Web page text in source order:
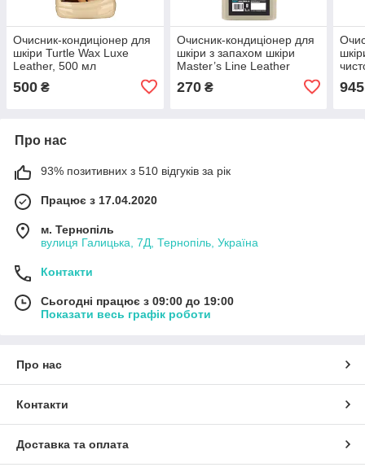
Очисник-кондиціонер для
шкіри Turtle Wax Luxe
Leather, 500 мл
500 ₴
Очисник-кондиціонер для
шкіри з запахом шкіри
Master’s Line Leather
270₴ 945
Про нас
93% позитивних з 510 відгуків за рік
Працює з 17.04.2020
м. Тернопіль
вулиця Галицька, 7Д, Тернопіль, Україна
Контакти
Сьогодні працює з 09:00 до 19:00
Показати весь графік роботи
Про нас
Контакти
Доставка та оплата